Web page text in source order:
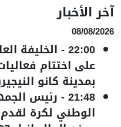
آخر الأخبار
08/08/2026
22:00
- الخليفة
على اختتام
بمدينة كانو
21:48
- رئيس
الوطني لكرة